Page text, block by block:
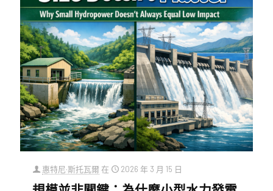
惠特尼·斯托瓦爾 在 2026 年 3 月 15 日